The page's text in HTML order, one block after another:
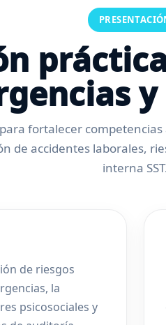
y
fortalecer
de accidentes laborales,
interna
de riesgos
la
psicosociales y